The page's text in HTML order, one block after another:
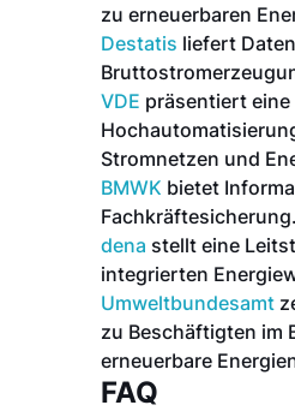
zu erneuerbaren
Destatis liefert
VDE präsentiert
Stromnetzen und
BMWK bietet
Fachkräftesicherung.
dena stellt eine
integrierten
Umweltbundesamt
zu Beschäftigten im
erneuerbare
FAQ